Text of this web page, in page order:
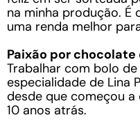
na minha produção. É
uma renda melhor
Paixão por
Trabalhar com bolo
especialidade de Lina
desde que começou
10 anos atrás.